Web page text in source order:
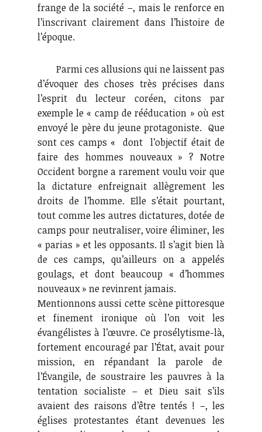
frange de la société –, mais le renforce en
l’inscrivant clairement dans l’histoire de
l’époque.
Parmi ces allusions qui ne laissent pas
d’évoquer des choses très précises dans
l’esprit du lecteur coréen, citons par
exemple le « camp de rééducation » où est
envoyé le père du jeune protagoniste. Que
sont ces camps « dont l’objectif était de
faire des hommes nouveaux » ? Notre
Occident borgne a rarement voulu voir que
la dictature enfreignait allègrement les
droits de l’homme. Elle s’était pourtant,
tout comme les autres dictatures, dotée de
camps pour neutraliser, voire éliminer, les
« parias » et les opposants. Il s’agit bien là
de ces camps, qu’ailleurs on a appelés
goulags, et dont beaucoup « d’hommes
nouveaux » ne revinrent jamais.
Mentionnons aussi cette scène pittoresque
et finement ironique où l’on voit les
évangélistes à l’œuvre. Ce prosélytisme-là,
fortement encouragé par l’État, avait pour
mission, en répandant la parole de
l’Évangile, de soustraire les pauvres à la
tentation socialiste – et Dieu sait s’ils
avaient des raisons d’être tentés ! –, les
églises protestantes étant devenues les